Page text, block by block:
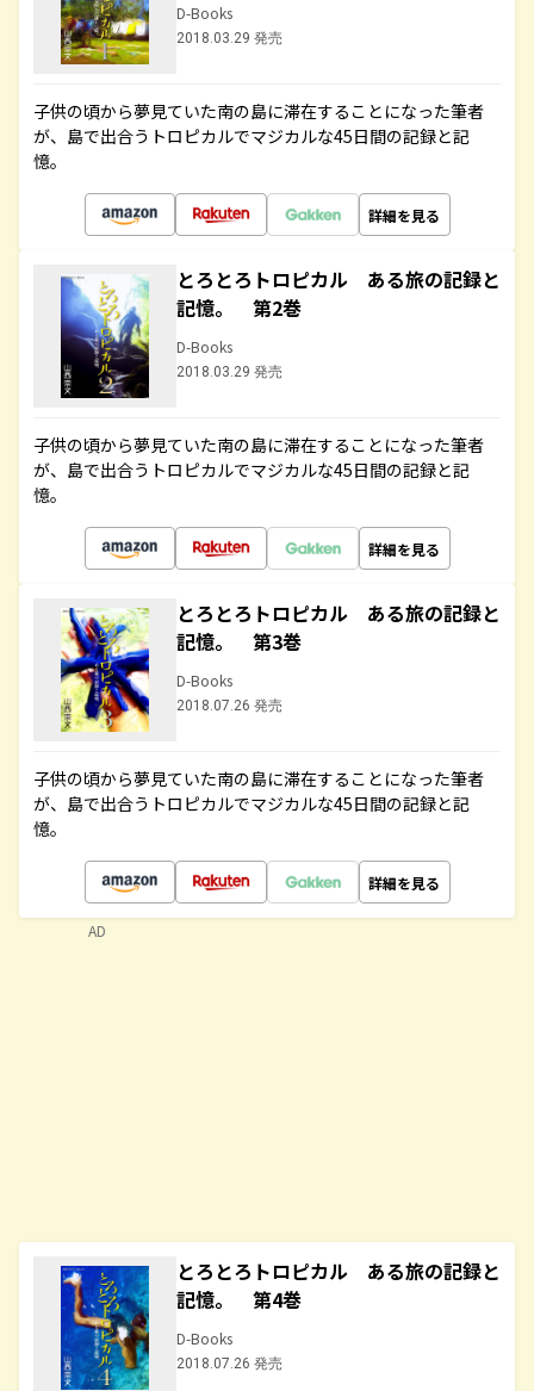
D-Books
2018.03.29 発売
子供の頃から夢見ていた南の島に滞在することになった筆者
が、島で出合うトロピカルでマジカルな45日間の記録と記
憶。
詳細を見る
とろとろトロピカル ある旅の記録と
記憶。 第2巻
D-Books
2018.03.29 発売
子供の頃から夢見ていた南の島に滞在することになった筆者
が、島で出合うトロピカルでマジカルな45日間の記録と記
憶。
詳細を見る
とろとろトロピカル ある旅の記録と
記憶。 第3巻
D-Books
2018.07.26 発売
子供の頃から夢見ていた南の島に滞在することになった筆者
が、島で出合うトロピカルでマジカルな45日間の記録と記
憶。
詳細を見る
とろとろトロピカル ある旅の記録と
記憶。 第4巻
D-Books
2018.07.26 発売
AD